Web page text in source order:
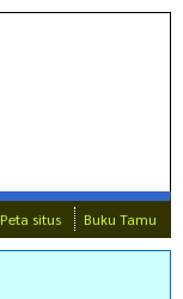
Peta situs Buku Tamu